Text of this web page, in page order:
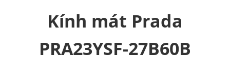
Kính mát Prada
PRA23YSF-27B60B